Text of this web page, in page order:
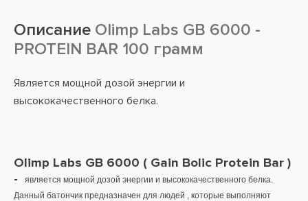
Описание Olimp Labs GB 6000 -
PROTEIN BAR 100 грамм
Является мощной дозой энергии и
высококачественного белка.
Olimp Labs GB 6000 ( Gain Bolic Protein Bar )
-
является мощной дозой энергии и высококачественного белка.
Данный батончик предназначен для людей , которые выполняют